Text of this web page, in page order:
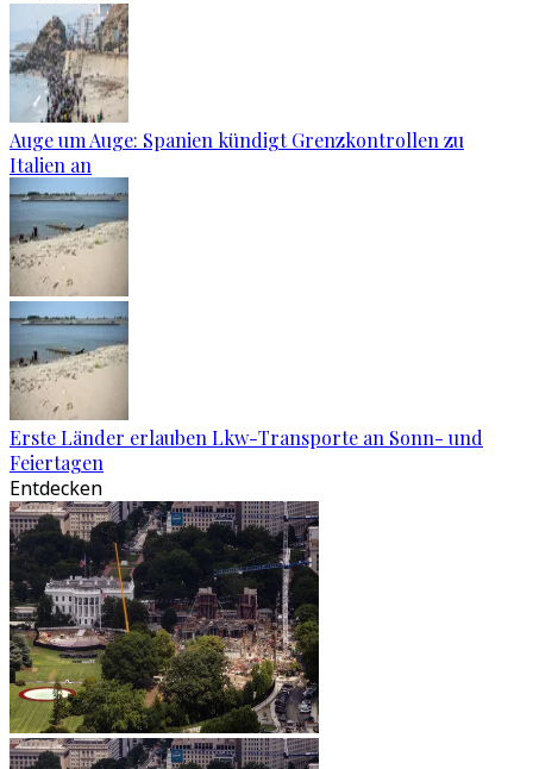
Auge um Auge: Spanien kündigt Grenzkontrollen zu
Italien an
Erste Länder erlauben Lkw-Transporte an Sonn- und
Feiertagen
Entdecken